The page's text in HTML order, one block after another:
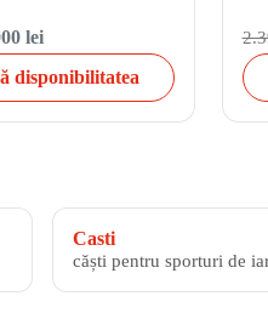
lei
disponibilitatea
Casti
căști pentru sporturi de